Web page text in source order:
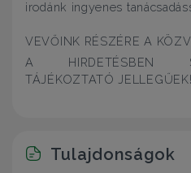
irodánk ingyenes
VEVŐINK RÉSZÉRE A
A HIRDETÉSBEN
TÁJÉKOZTATÓ JELLEGŰEK!
Tulajdonságok